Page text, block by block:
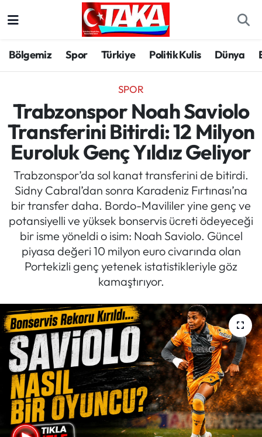
Bölgemiz Spor Türkiye Politik Kulis Dünya
SPOR
Trabzonspor Noah Saviolo
Transferini Bitirdi: 12 Milyon
Euroluk Genç Yıldız Geliyor
Trabzonspor’da sol kanat transferini de bitirdi.
Sidny Cabral’dan sonra Karadeniz Fırtınası’na
bir transfer daha. Bordo-Mavililer yine genç ve
potansiyelli ve yüksek bonservis ücreti ödeyeceği
bir isme yöneldi o isim: Noah Saviolo. Güncel
piyasa değeri 10 milyon euro civarında olan
Portekizli genç yetenek istatistikleriyle göz
kamaştırıyor.
Spor
Türkiye
Kültür/Sanat
Politika
Politik Kulis
Dünya
Magazin
Röportaj
Manşet
Köşe Yazıları
Karikatür Galeri
BIK
Trabzon Hava Durumu
Trabzon Trafik Yoğunluk Haritası
Süper Lig Puan Durumu ve Fikstür
Tüm Manşetler
Son Dakika Haberleri
Haber Arşivi